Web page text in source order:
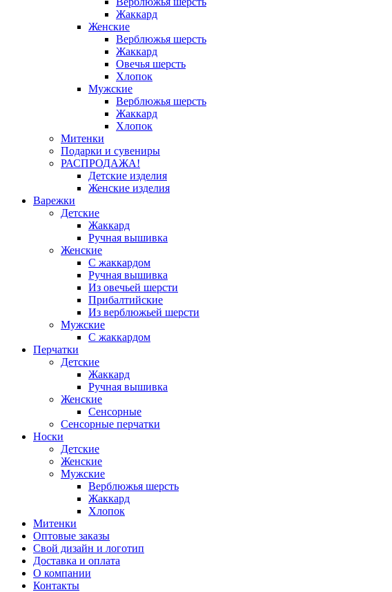
Жаккард
Женские
Верблюжья шерсть
Жаккард
Овечья шерсть
Хлопок
Мужские
Верблюжья шерсть
Жаккард
Хлопок
Митенки
Подарки и сувениры
РАСПРОДАЖА!
Детские изделия
Женские изделия
Варежки
Детские
Жаккард
Ручная вышивка
Женские
С жаккардом
Ручная вышивка
Из овечьей шерсти
Прибалтийские
Из верблюжьей шерсти
Мужские
С жаккардом
Перчатки
Детские
Жаккард
Ручная вышивка
Женские
Сенсорные
Сенсорные перчатки
Носки
Детские
Женские
Мужские
Верблюжья шерсть
Жаккард
Хлопок
Митенки
Оптовые заказы
Свой дизайн и логотип
Доставка и оплата
О компании
Контакты